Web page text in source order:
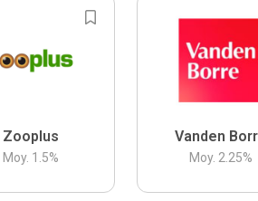
Zooplus
Moy. 1.5%
Vanden
Moy. 2.25%